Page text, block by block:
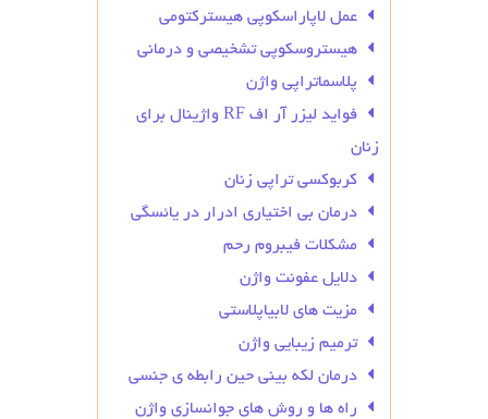
عمل لاپاراسکوپی هیسترکتومی
هیستروسکوپی تشخیصی و درمانی
پلاسماتراپی واژن
فواید لیزر آر اف RF واژینال برای
زنان
کربوکسی تراپی زنان
درمان بی‌ اختیاری ادرار در یائسگی
مشکلات فیبروم رحم
دلایل عفونت واژن
مزیت های لابیاپلاستی
ترمیم زیبایی واژن
درمان لکه بینی حین رابطه ی جنسی
راه ها و روش های جوانسازی واژن